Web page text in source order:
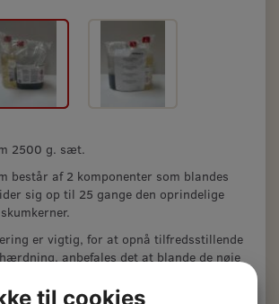
2500 g. sæt.
består af 2 komponenter som blandes
sig op til 25 gange den oprindelige
er vigtig, for at opnå tilfredsstillende
anbefales det at blande de nøje
til cookies